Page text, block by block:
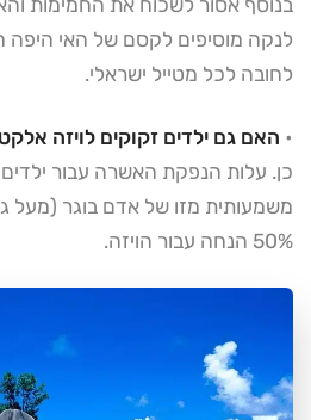
בנוסף אסור לשכוח את החמימות
לנקה מוסיפים לקסם של האי היפה
לחובה לכל מטייל ישראלי.
• האם גם ילדים זקוקים לויזה
50% הנחה עבור הויזה.